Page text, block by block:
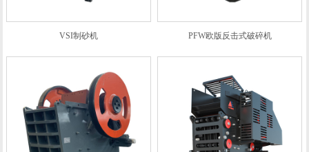
VSI制砂机 PFW欧版反击式破碎机